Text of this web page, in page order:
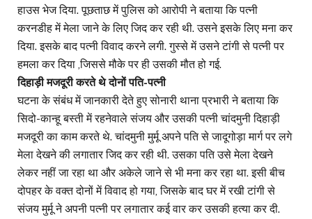
हाउस भेज दिया. पूछताछ में पुलिस को आरोपी ने बताया कि पत्नी
करनडीह में मेला जाने के लिए जिद कर रही थी. उसने इसके लिए मना कर
दिया. इसके बाद पत्नी विवाद करने लगी. गुस्से में उसने टांगी से पत्नी पर
हमला कर दिया ,जिससे मौके पर ही उसकी मौत हो गई.
दिहाड़ी मजदूरी करते थे दोनों पति-पत्नी
घटना के संबंध में जानकारी देते हुए सोनारी थाना प्रभारी ने बताया कि
सिदो-कान्हू बस्ती में रहनेवाले संजय और उसकी पत्नी चांदमुनी दिहाड़ी
मजदूरी का काम करते थे. चांदमुनी मुर्मू अपने पति से जादूगोड़ा मार्ग पर लगे
मेला देखने की लगातार जिद कर रही थी. उसका पति उसे मेला देखने
लेकर नहीं जा रहा था और अकेले जाने से भी मना कर रहा था. इसी बीच
दोपहर के वक्त दोनों में विवाद हो गया, जिसके बाद घर में रखी टांगी से
संजय मुर्मू ने अपनी पत्नी पर लगातार कई वार कर उसकी हत्या कर दी.